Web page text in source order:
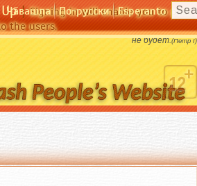
|Signing in will enable you to post
the users.
Чӑвашла По-русски Esperanto
Ежели бессчастия бояться, то и счастья
не будет.(Петр I)